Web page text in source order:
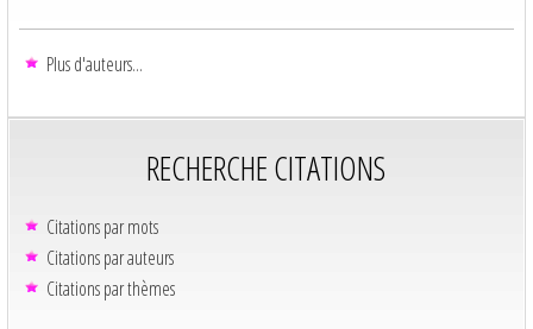
Plus d'auteurs...
RECHERCHE CITATIONS
Citations par mots
Citations par auteurs
Citations par thèmes